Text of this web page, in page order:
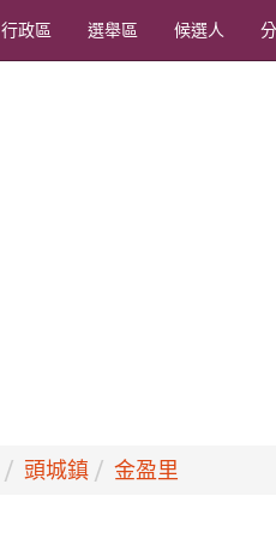
行政區 選舉區 候選人
頭城鎮 金盈里